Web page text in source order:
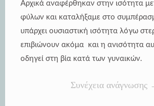
Αρχικά αναφέρθηκαν στην ισότητα
φύλων και καταλήξαμε στο
υπάρχει ουσιαστική ισότητα λόγω
επιβιώνουν ακόμα και η ανισότητα
οδηγεί στη βία κατά των γυναικών.
Συνέχεια ανάγνωσης